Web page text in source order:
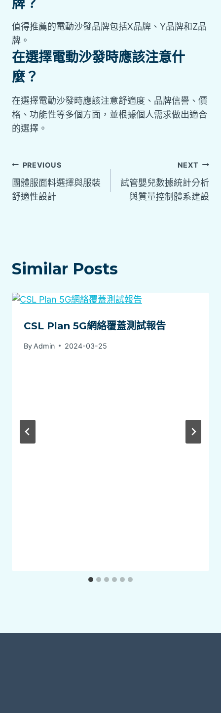
值得推薦的電動沙發品牌包括X品牌、Y品牌和Z品
牌。
在選擇電動沙發時應該注意什
麼？
在選擇電動沙發時應該注意舒適度、品牌信譽、價
格、功能性等多個方面，並根據個人需求做出適合
的選擇。
PREVIOUS
團體服面料選擇與服裝
舒適性設計
NEXT
試管嬰兒數據統計分析
與質量控制體系建設
Similar Posts
CSL Plan 5G網絡覆蓋測試報告
By Admin 2024-03-25